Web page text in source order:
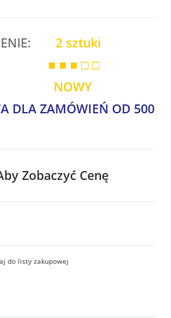
2 sztuki
■ ■ ■ □ □
NOWY
DLA ZAMÓWIEŃ OD 500
Zobaczyć Cenę
do listy zakupowej